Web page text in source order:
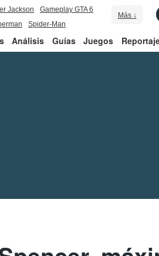
Jackson
Gameplay GTA 6
Spider-Man
Más ↓
Análisis Guías Juegos